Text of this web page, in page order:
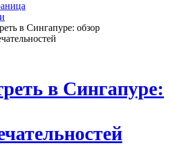
в Сингапуре: обзор
в Сингапуре: